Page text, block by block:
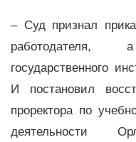
– Суд признал
государственного
И постановил
проректора по
деятельности